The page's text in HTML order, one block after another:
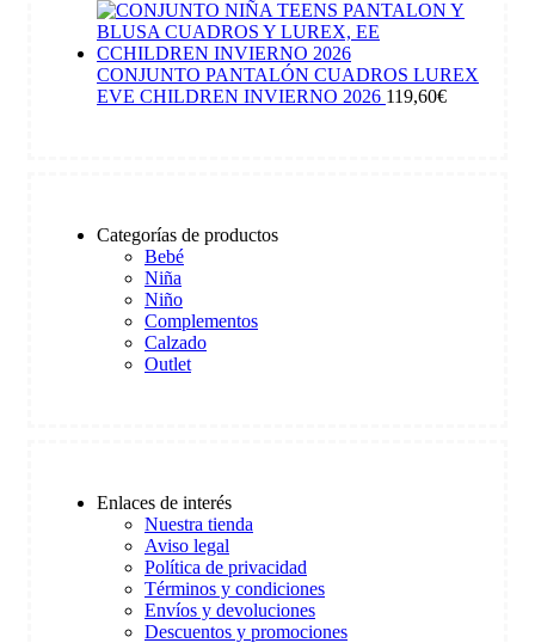
CONJUNTO PANTALÓN CUADROS LUREX
EVE CHILDREN INVIERNO 2026 119,60€
Categorías de productos
Bebé
Niña
Niño
Complementos
Calzado
Outlet
Enlaces de interés
Nuestra tienda
Aviso legal
Política de privacidad
Términos y condiciones
Envíos y devoluciones
Descuentos y promociones